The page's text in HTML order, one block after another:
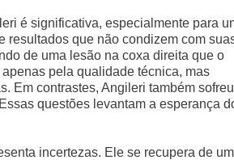
é significativa, especialmente para
resultados que não condizem com
de uma lesão na coxa direita que o
pela qualidade técnica, mas
Em contrastes, Angileri também sofreu
questões levantam a esperança
incertezas. Ele se recupera de um